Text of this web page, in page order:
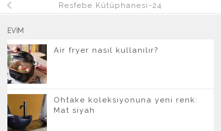
Resfebe Kütüphanesi-24
EVIM
Air fryer nasıl kullanılır?
Ohtake koleksiyonuna yeni renk:
Mat siyah